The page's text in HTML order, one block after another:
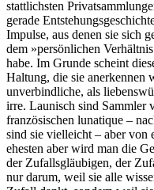
stattlichsten
gerade
Impulse, aus denen sie sich
dem »persönlichen
habe. Im Grunde scheint
Haltung, die sie anerkennen
unverbindliche, als
irre. Launisch sind Sammler
französischen lunatique –
sind sie vielleicht – aber von
ehesten aber wird man die
der Zufallsgläubigen, der
nur darum, weil sie alle